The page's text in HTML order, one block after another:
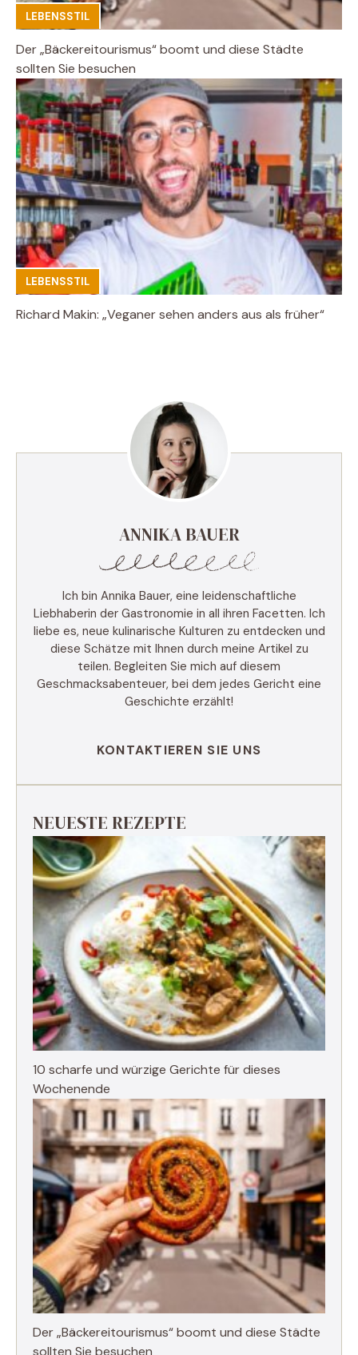
LEBENSSTIL
Der „Bäckereitourismus“ boomt und diese Städte
sollten Sie besuchen
LEBENSSTIL
Richard Makin: „Veganer sehen anders aus als früher“
ANNIKA BAUER
Ich bin Annika Bauer, eine leidenschaftliche
Liebhaberin der Gastronomie in all ihren Facetten. Ich
liebe es, neue kulinarische Kulturen zu entdecken und
diese Schätze mit Ihnen durch meine Artikel zu
teilen. Begleiten Sie mich auf diesem
Geschmacksabenteuer, bei dem jedes Gericht eine
Geschichte erzählt!
KONTAKTIEREN SIE UNS
NEUESTE REZEPTE
10 scharfe und würzige Gerichte für dieses
Wochenende
Der „Bäckereitourismus“ boomt und diese Städte
sollten Sie besuchen